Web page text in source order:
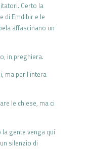
Certo la
di Emdibir e le
affascinano un
in preghiera.
ma per l’intera
le chiese, ma ci
gente venga qui
silenzio di